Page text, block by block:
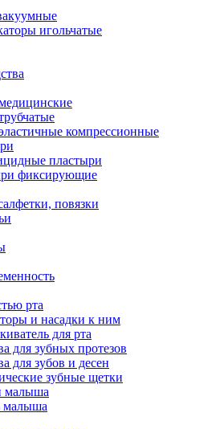
игольчатые
компрессионные
пластыри
фиксирующие
повязки
рта
и насадки к ним
для рта
для зубных протезов
для зубов и десен
зубные щетки
малыша
малыша